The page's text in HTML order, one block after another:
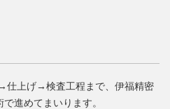
上げ→検査工程まで、伊福精密
進めてまいります。